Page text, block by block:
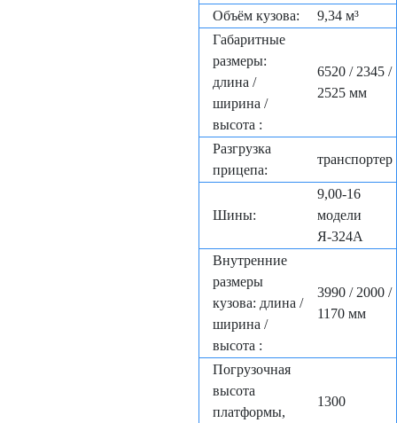
Объём кузова:
9,34 м³
Габаритные
размеры:
длина /
ширина /
высота :
6520 / 2345 /
2525 мм
Разгрузка
прицепа:
транспортер
Шины:
9,00-16
модели
Я-324А
Внутренние
размеры
кузова: длина /
ширина /
высота :
3990 / 2000 /
1170 мм
Погрузочная
высота
платформы,
1300